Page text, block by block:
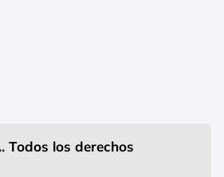
Todos los derechos